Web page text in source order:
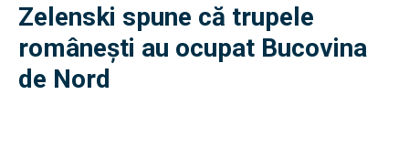
Zelenski spune că trupele
românești au ocupat Bucovina
de Nord